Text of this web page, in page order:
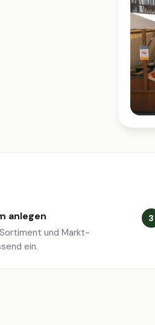
anlegen
und Markt-
ein.
3